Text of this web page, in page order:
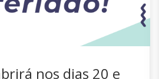
nos dias 20 e